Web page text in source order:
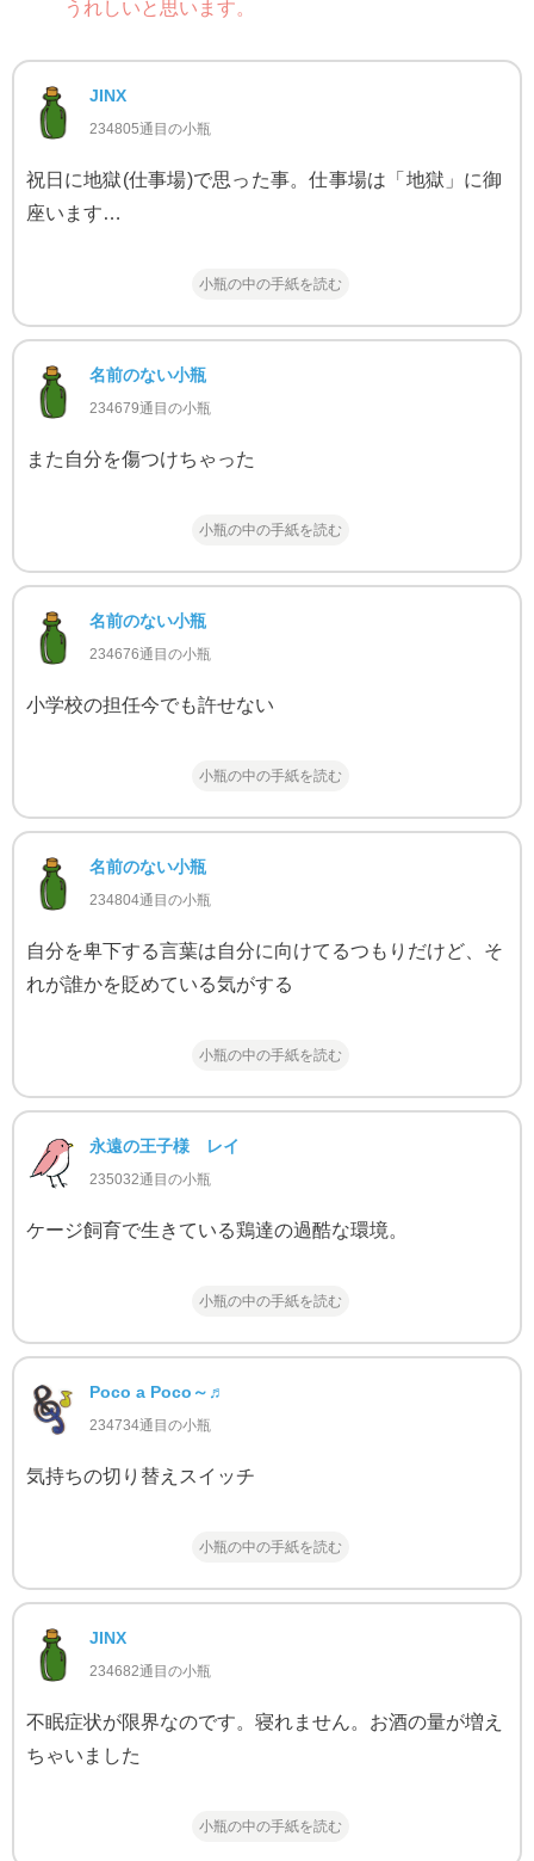
うれしいと思います。
JINX
234805通目の小瓶
祝日に地獄(仕事場)で思った事。仕事場は「地獄」に御
座います…
小瓶の中の手紙を読む
名前のない小瓶
234679通目の小瓶
また自分を傷つけちゃった
小瓶の中の手紙を読む
名前のない小瓶
234676通目の小瓶
小学校の担任今でも許せない
小瓶の中の手紙を読む
名前のない小瓶
234804通目の小瓶
自分を卑下する言葉は自分に向けてるつもりだけど、そ
れが誰かを貶めている気がする
小瓶の中の手紙を読む
永遠の王子様 レイ
235032通目の小瓶
ケージ飼育で生きている鶏達の過酷な環境。
小瓶の中の手紙を読む
Poco a Poco～♬
234734通目の小瓶
気持ちの切り替えスイッチ
小瓶の中の手紙を読む
JINX
234682通目の小瓶
不眠症状が限界なのです。寝れません。お酒の量が増え
ちゃいました
小瓶の中の手紙を読む